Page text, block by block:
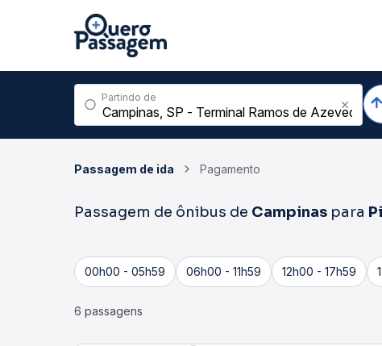
Partindo de
Passagem de ida Pagamento
Passagem de ônibus de Campinas para
00h00 - 05h59 06h00 - 11h59 12h00 - 17h59
6 passagens